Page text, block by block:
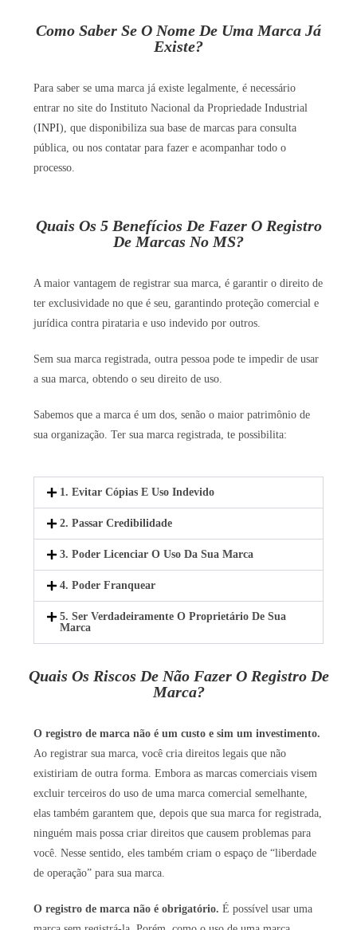
Como Saber Se O Nome De Uma Marca Já
Existe?
Para saber se uma marca já existe legalmente, é necessário
entrar no site do Instituto Nacional da Propriedade Industrial
(INPI), que disponibiliza sua base de marcas para consulta
pública, ou nos contatar para fazer e acompanhar todo o
processo.
Quais Os 5 Benefícios De Fazer O Registro
De Marcas No MS?
A maior vantagem de registrar sua marca, é garantir o direito de
ter exclusividade no que é seu, garantindo proteção comercial e
jurídica contra pirataria e uso indevido por outros.
Sem sua marca registrada, outra pessoa pode te impedir de usar
a sua marca, obtendo o seu direito de uso.
Sabemos que a marca é um dos, senão o maior patrimônio de
sua organização. Ter sua marca registrada, te possibilita:
1. Evitar Cópias E Uso Indevido
2. Passar Credibilidade
3. Poder Licenciar O Uso Da Sua Marca
4. Poder Franquear
5. Ser Verdadeiramente O Proprietário De Sua
Marca
Quais Os Riscos De Não Fazer O Registro De
Marca?
O registro de marca não é um custo e sim um investimento.
Ao registrar sua marca, você cria direitos legais que não
existiriam de outra forma. Embora as marcas comerciais visem
excluir terceiros do uso de uma marca comercial semelhante,
elas também garantem que, depois que sua marca for registrada,
ninguém mais possa criar direitos que causem problemas para
você. Nesse sentido, eles também criam o espaço de “liberdade
de operação” para sua marca.
O registro de marca não é obrigatório. É possível usar uma